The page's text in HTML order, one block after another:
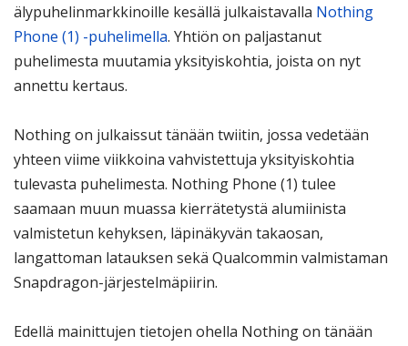
älypuhelinmarkkinoille kesällä julkaistavalla Nothing
Phone (1) -puhelimella. Yhtiön on paljastanut
puhelimesta muutamia yksityiskohtia, joista on nyt
annettu kertaus.
Nothing on julkaissut tänään twiitin, jossa vedetään
yhteen viime viikkoina vahvistettuja yksityiskohtia
tulevasta puhelimesta. Nothing Phone (1) tulee
saamaan muun muassa kierrätetystä alumiinista
valmistetun kehyksen, läpinäkyvän takaosan,
langattoman latauksen sekä Qualcommin valmistaman
Snapdragon-järjestelmäpiirin.
Edellä mainittujen tietojen ohella Nothing on tänään